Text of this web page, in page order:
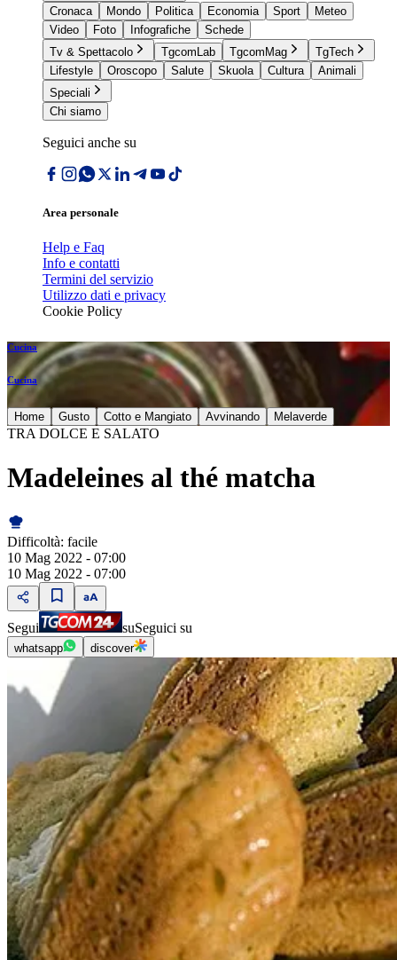
Cronaca
Mondo Politica Economia Sport
Meteo
Video
Foto Infografiche
Schede
Tv & Spettacolo
TgcomLab TgcomMag
TgTech
Lifestyle
Oroscopo Salute Skuola Cultura
Animali
Speciali
Chi siamo
Seguici anche su
Area personale
Help e Faq
Info e contatti
Termini del servizio
Utilizzo dati e privacy
Cookie Policy
Cucina
Cucina
Home Gusto Cotto e Mangiato Avvinando Melaverde
TRA DOLCE E SALATO
Madeleines al thé matcha
Difficoltà: facile
10 Mag 2022 - 07:00
10 Mag 2022 - 07:00
Segui suSeguici su
whatsapp discover